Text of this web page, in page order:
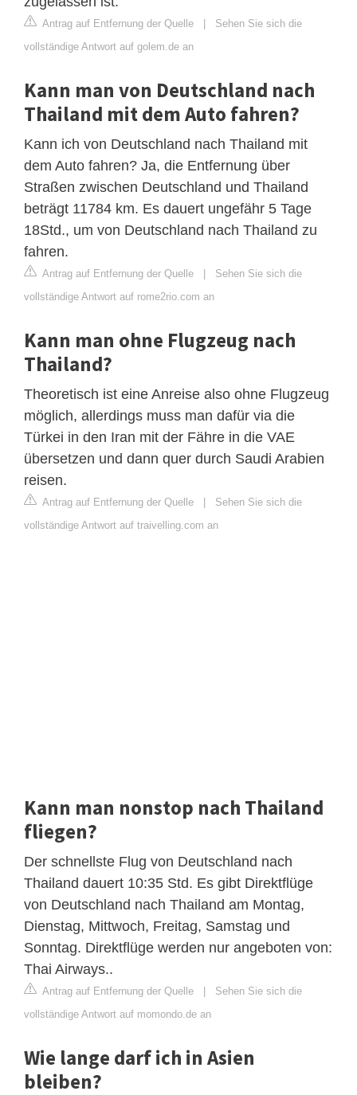
Antrag auf Entfernung der Quelle | Sehen Sie sich die
vollständige Antwort auf golem.de an
Kann man von Deutschland nach
Thailand mit dem Auto fahren?
Kann ich von Deutschland nach Thailand mit
dem Auto fahren? Ja, die Entfernung über
Straßen zwischen Deutschland und Thailand
beträgt 11784 km. Es dauert ungefähr 5 Tage
18Std., um von Deutschland nach Thailand zu
fahren.
Antrag auf Entfernung der Quelle | Sehen Sie sich die
vollständige Antwort auf rome2rio.com an
Kann man ohne Flugzeug nach
Thailand?
Theoretisch ist eine Anreise also ohne Flugzeug
möglich, allerdings muss man dafür via die
Türkei in den Iran mit der Fähre in die VAE
übersetzen und dann quer durch Saudi Arabien
reisen.
Antrag auf Entfernung der Quelle | Sehen Sie sich die
vollständige Antwort auf traivelling.com an
Kann man nonstop nach Thailand
fliegen?
Der schnellste Flug von Deutschland nach
Thailand dauert 10:35 Std. Es gibt Direktflüge
von Deutschland nach Thailand am Montag,
Dienstag, Mittwoch, Freitag, Samstag und
Sonntag. Direktflüge werden nur angeboten von:
Thai Airways..
Antrag auf Entfernung der Quelle | Sehen Sie sich die
vollständige Antwort auf momondo.de an
Wie lange darf ich in Asien
bleiben?